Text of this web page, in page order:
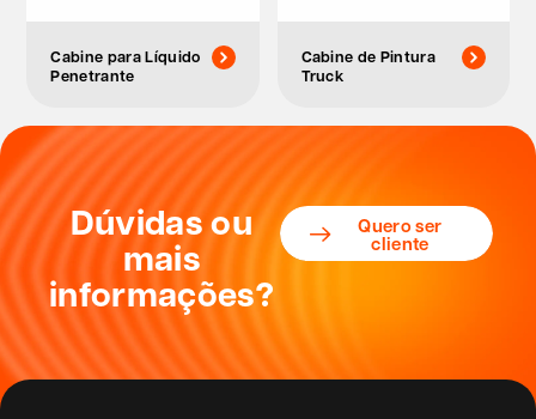
Cabine para Líquido
Penetrante
Cabine de Pintura
Truck
Dúvidas ou
mais
informações?
Quero ser
cliente